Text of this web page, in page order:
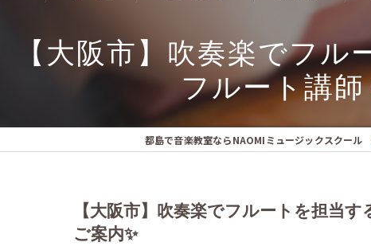
【大阪市】吹奏楽でフ
フルート講
都島で音楽教室ならNAOMIミュージックスクール
【大阪市】吹奏楽でフルートを担当
ご案内✨